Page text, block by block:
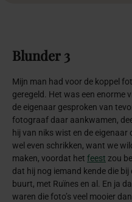
Blunder 3
Mijn man had voor de koppel
geregeld. Het was een enorme
de eigenaar gesproken van
fotograaf daar aankwamen,
hij van niks wist en de
wel even schrikken, want we
maken, voordat het feest zou
dat hij nog iemand kende die
buurt, met Ruïnes en al. En ja
waren die foto’s veel mooier